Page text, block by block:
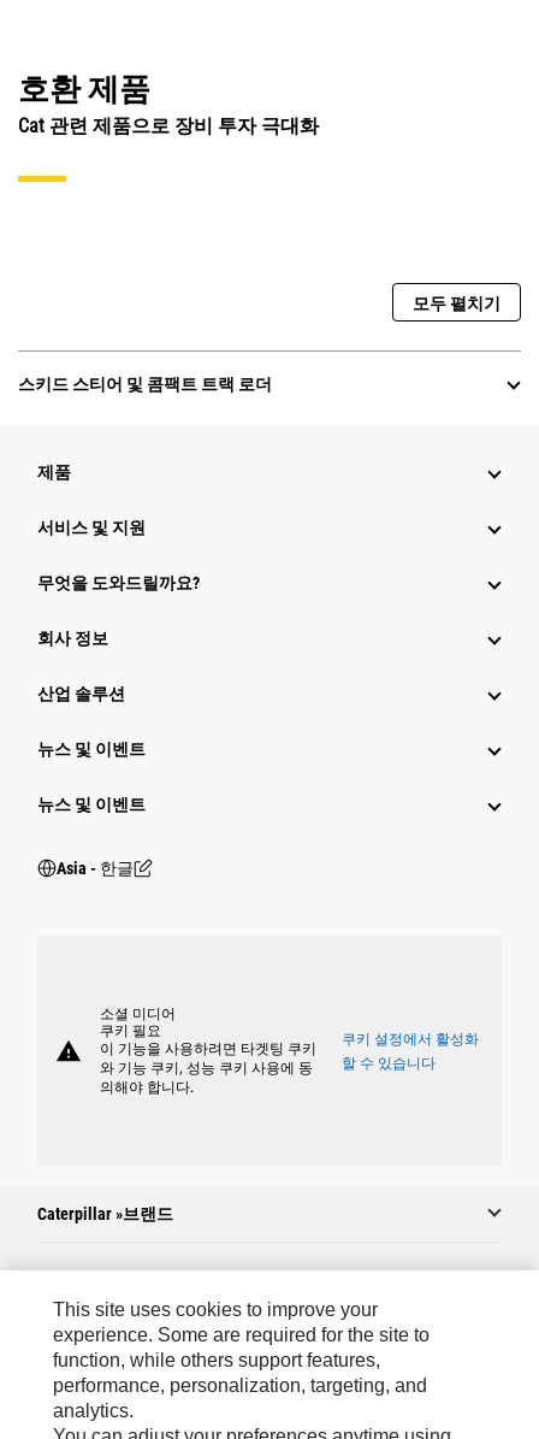
호환 제품
Cat 관련 제품으로 장비 투자 극대화
모두 펼치기
스키드 스티어 및 콤팩트 트랙 로더
제품
서비스 및 지원
무엇을 도와드릴까요?
회사 정보
산업 솔루션
뉴스 및 이벤트
뉴스 및 이벤트
Asia - 한글
warning
소셜 미디어
쿠키 필요
이 기능을 사용하려면 타겟팅 쿠키
와 기능 쿠키, 성능 쿠키 사용에 동
의해야 합니다.
쿠키 설정에서 활성화
할 수 있습니다
Caterpillar »브랜드
Caterpillar.com
Caterpillar에 문의
내 마케팅 기본 설정
사이트 맵
This site uses cookies to improve your
experience. Some are required for the site to
function, while others support features,
performance, personalization, targeting, and
analytics.